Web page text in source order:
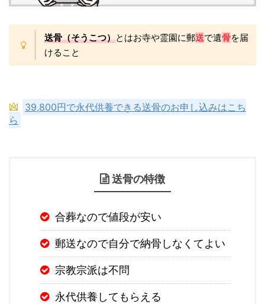
送骨（そうこつ）とはお寺や霊園に郵送で遺骨を届
けること
39,800円で永代供養できる送骨のお申し込みはこち
ら
送骨の特徴
合葬なので値段が安い
郵送なので自分で納骨しなくてよい
宗教宗派は不問
永代供養してもらえる